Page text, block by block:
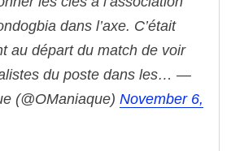
dans l’axe. C’était
au départ du match de voir
du poste dans les… —
(@OManiaque) November 6,